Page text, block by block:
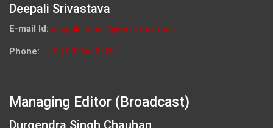
Deepali Srivastava
E-mail Id: deepali_media@rediffmail.com
Phone: (+91) 9026692259
Managing Editor (Broadcast)
Durgendra Singh Chauhan